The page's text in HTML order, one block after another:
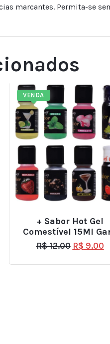
marcantes. Permita-se
VENDA
+ Sabor Hot Gel
Comestível 15Ml
R$12.00 R$ 9.00